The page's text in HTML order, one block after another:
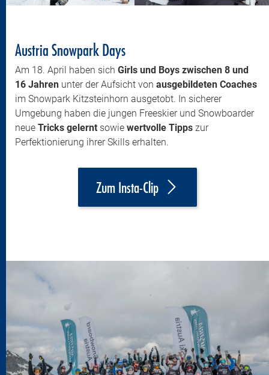
Austria Snowpark Days
Am 18. April haben sich Girls und Boys zwischen 8 und
16 Jahren unter der Aufsicht von ausgebildeten Coaches
im Snowpark Kitzsteinhorn ausgetobt. In sicherer
Umgebung haben die jungen Freeskier und Snowboarder
neue Tricks gelernt sowie wertvolle Tipps zur
Perfektionierung ihrer Skills erhalten.
Zum Insta-Clip